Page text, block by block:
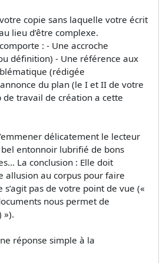
copie sans laquelle votre écrit
lieu d’être complexe.
: - Une accroche
définition) - Une référence aux
(rédigée
du plan (le I et II de votre
de travail de création a cette
délicatement le lecteur
entonnoir lubrifié de bons
La conclusion : Elle doit
allusion au corpus pour faire
s’agit pas de votre point de vue («
nous permet de
»).
réponse simple à la